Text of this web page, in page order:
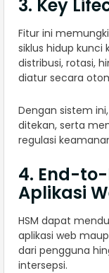
3. Key
Fitur ini
siklus hidup kunci
distribusi, rotasi,
diatur secara
Dengan sistem
ditekan, serta
regulasi
4. End-
Aplikasi
HSM dapat
aplikasi web
dari pengguna
intersepsi.